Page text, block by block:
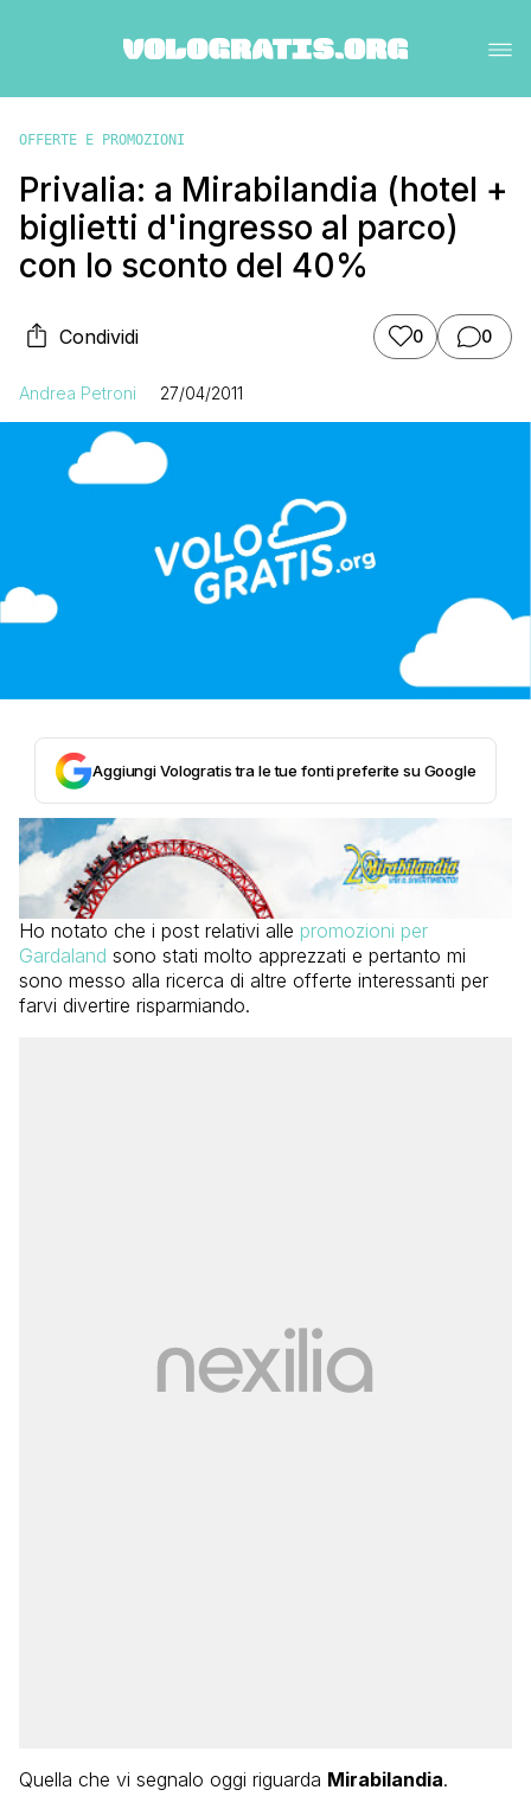
OFFERTE E PROMOZIONI
Privalia: a Mirabilandia (hotel +
biglietti d'ingresso al parco)
con lo sconto del 40%
Condividi 0 0
Andrea Petroni 27/04/2011
Aggiungi Vologratis tra le tue fonti preferite su Google
Ho notato che i post relativi alle promozioni per
Gardaland sono stati molto apprezzati e pertanto mi
sono messo alla ricerca di altre offerte interessanti per
farvi divertire risparmiando.
Quella che vi segnalo oggi riguarda Mirabilandia.